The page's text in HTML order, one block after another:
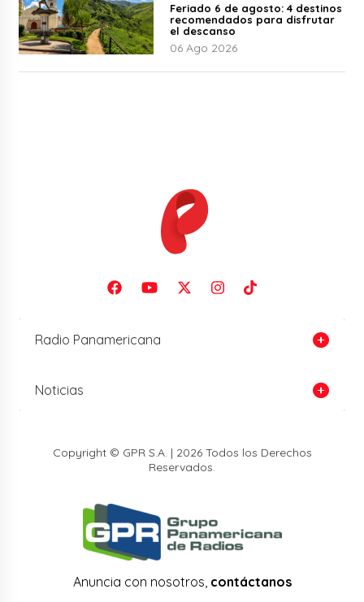
Feriado 6 de agosto: 4 destinos
recomendados para disfrutar
el descanso
06 Ago 2026
Radio Panamericana
Noticias
Copyright © GPR S.A. | 2026 Todos los Derechos
Reservados.
Anuncia con nosotros, contáctanos